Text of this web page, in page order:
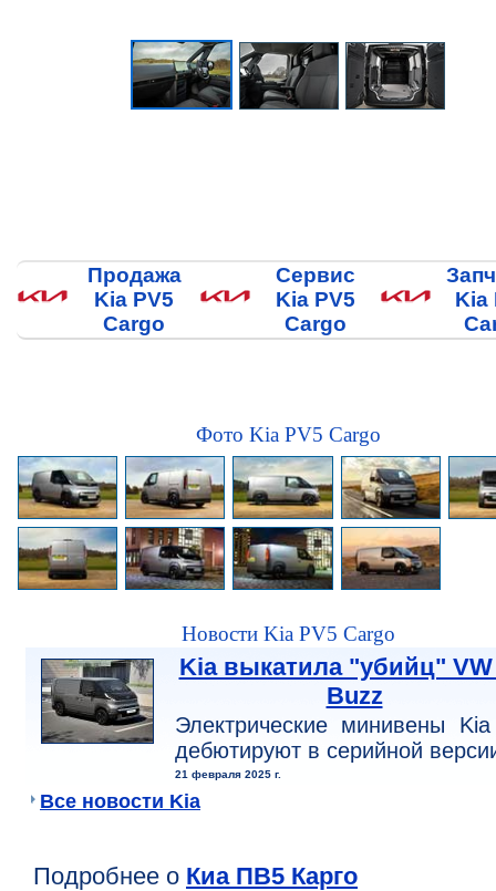
Продажа
Kia PV5
Cargo
Сервис
Kia PV5
Cargo
Kia
Фото Kia PV5 Cargo
Новости Kia PV5 Cargo
Kia выкатила "убийц" VW
Buzz
Электрические минивены
дебютируют в серийной
21 февраля 2025 г.
Все новости Kia
Подробнее о Киа ПВ5 Карго